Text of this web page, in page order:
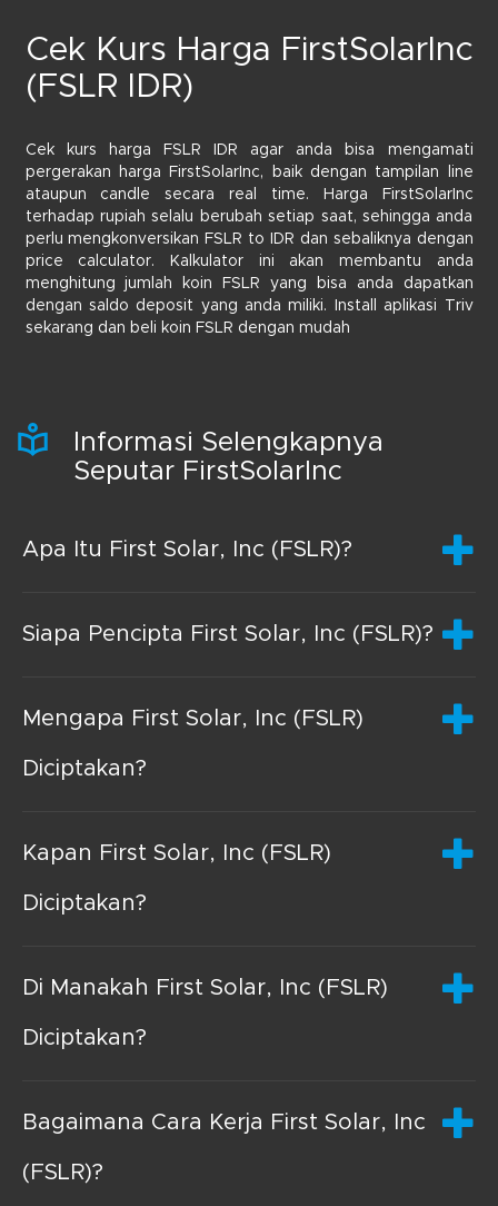
Cek Kurs Harga FirstSolarInc
(FSLR IDR)
Cek kurs harga FSLR IDR agar anda bisa mengamati
pergerakan harga FirstSolarInc, baik dengan tampilan line
ataupun candle secara real time. Harga FirstSolarInc
terhadap rupiah selalu berubah setiap saat, sehingga anda
perlu mengkonversikan FSLR to IDR dan sebaliknya dengan
price calculator. Kalkulator ini akan membantu anda
menghitung jumlah koin FSLR yang bisa anda dapatkan
dengan saldo deposit yang anda miliki. Install aplikasi Triv
sekarang dan beli koin FSLR dengan mudah
Informasi Selengkapnya
Seputar FirstSolarInc
Apa Itu First Solar, Inc (FSLR)?
Siapa Pencipta First Solar, Inc (FSLR)?
Mengapa First Solar, Inc (FSLR)
Diciptakan?
Kapan First Solar, Inc (FSLR)
Diciptakan?
Di Manakah First Solar, Inc (FSLR)
Diciptakan?
Bagaimana Cara Kerja First Solar, Inc
(FSLR)?